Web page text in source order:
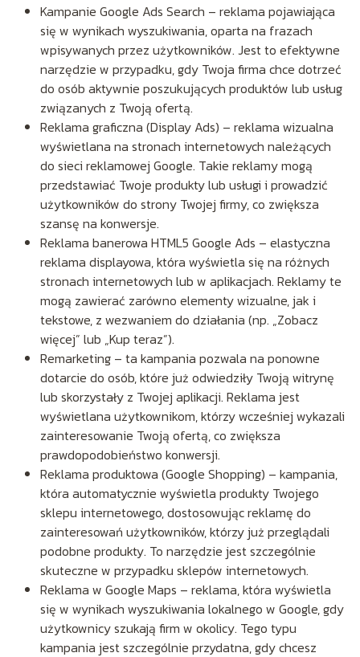
Kampanie Google Ads Search – reklama pojawiająca
się w wynikach wyszukiwania, oparta na frazach
wpisywanych przez użytkowników. Jest to efektywne
narzędzie w przypadku, gdy Twoja firma chce dotrzeć
do osób aktywnie poszukujących produktów lub usług
związanych z Twoją ofertą.
Reklama graficzna (Display Ads) – reklama wizualna
wyświetlana na stronach internetowych należących
do sieci reklamowej Google. Takie reklamy mogą
przedstawiać Twoje produkty lub usługi i prowadzić
użytkowników do strony Twojej firmy, co zwiększa
szansę na konwersje.
Reklama banerowa HTML5 Google Ads – elastyczna
reklama displayowa, która wyświetla się na różnych
stronach internetowych lub w aplikacjach. Reklamy te
mogą zawierać zarówno elementy wizualne, jak i
tekstowe, z wezwaniem do działania (np. „Zobacz
więcej” lub „Kup teraz”).
Remarketing – ta kampania pozwala na ponowne
dotarcie do osób, które już odwiedziły Twoją witrynę
lub skorzystały z Twojej aplikacji. Reklama jest
wyświetlana użytkownikom, którzy wcześniej wykazali
zainteresowanie Twoją ofertą, co zwiększa
prawdopodobieństwo konwersji.
Reklama produktowa (Google Shopping) – kampania,
która automatycznie wyświetla produkty Twojego
sklepu internetowego, dostosowując reklamę do
zainteresowań użytkowników, którzy już przeglądali
podobne produkty. To narzędzie jest szczególnie
skuteczne w przypadku sklepów internetowych.
Reklama w Google Maps – reklama, która wyświetla
się w wynikach wyszukiwania lokalnego w Google, gdy
użytkownicy szukają firm w okolicy. Tego typu
kampania jest szczególnie przydatna, gdy chcesz